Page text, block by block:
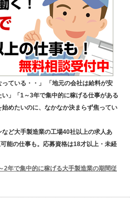
っている・・」 「地元の会社は給料が安
」「1～3年で集中的に稼げる仕事がある
めたいのに、なかなか決まらず焦ってい
など大手製造業の工場40社以上の求人あ
能の仕事も。応募資格は18才以上・未経
年で集中的に稼げる大手製造業の期間従